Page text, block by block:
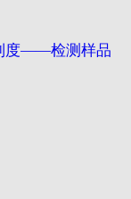
度——检测样品